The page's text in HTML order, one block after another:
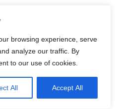
browsing experience, serve
analyze our traffic. By
to our use of cookies.
All Accept All
Suolo
Somma